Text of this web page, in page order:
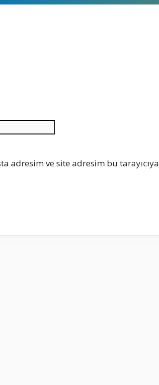
sitesi
adresim ve site adresim bu tarayıcıya